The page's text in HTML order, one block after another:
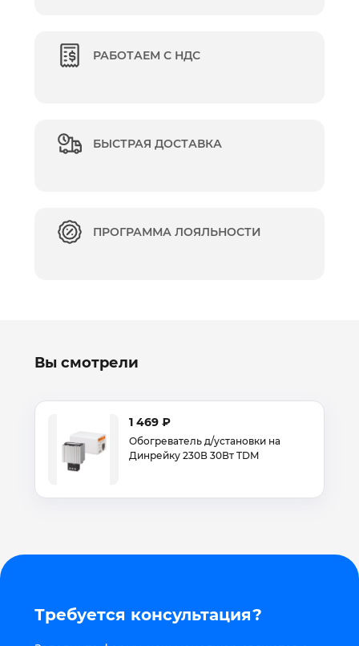
РАБОТАЕМ С НДС
БЫСТРАЯ ДОСТАВКА
ПРОГРАММА ЛОЯЛЬНОСТИ
Вы смотрели
1 469 ₽
Обогреватель д/установки на
Динрейку 230В 30Вт TDM
Требуется консультация?